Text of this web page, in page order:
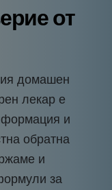
от
домашен
лекар е
и
обратна
и
за